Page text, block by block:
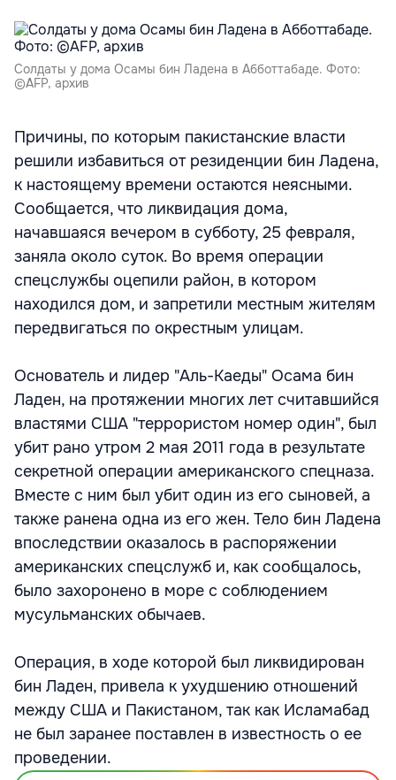
Солдаты у дома Осамы бин Ладена в Абботтабаде. Фото:
©AFP, архив
Причины, по которым пакистанские власти
решили избавиться от резиденции бин Ладена,
к настоящему времени остаются неясными.
Сообщается, что ликвидация дома,
начавшаяся вечером в субботу, 25 февраля,
заняла около суток. Во время операции
спецслужбы оцепили район, в котором
находился дом, и запретили местным жителям
передвигаться по окрестным улицам.
Основатель и лидер "Аль-Каеды" Осама бин
Ладен, на протяжении многих лет считавшийся
властями США "террористом номер один", был
убит рано утром 2 мая 2011 года в результате
секретной операции американского спецназа.
Вместе с ним был убит один из его сыновей, а
также ранена одна из его жен. Тело бин Ладена
впоследствии оказалось в распоряжении
американских спецслужб и, как сообщалось,
было захоронено в море с соблюдением
мусульманских обычаев.
Операция, в ходе которой был ликвидирован
бин Ладен, привела к ухудшению отношений
между США и Пакистаном, так как Исламабад
не был заранее поставлен в известность о ее
проведении.